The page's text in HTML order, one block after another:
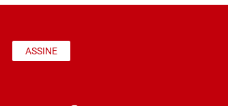
ASSINE